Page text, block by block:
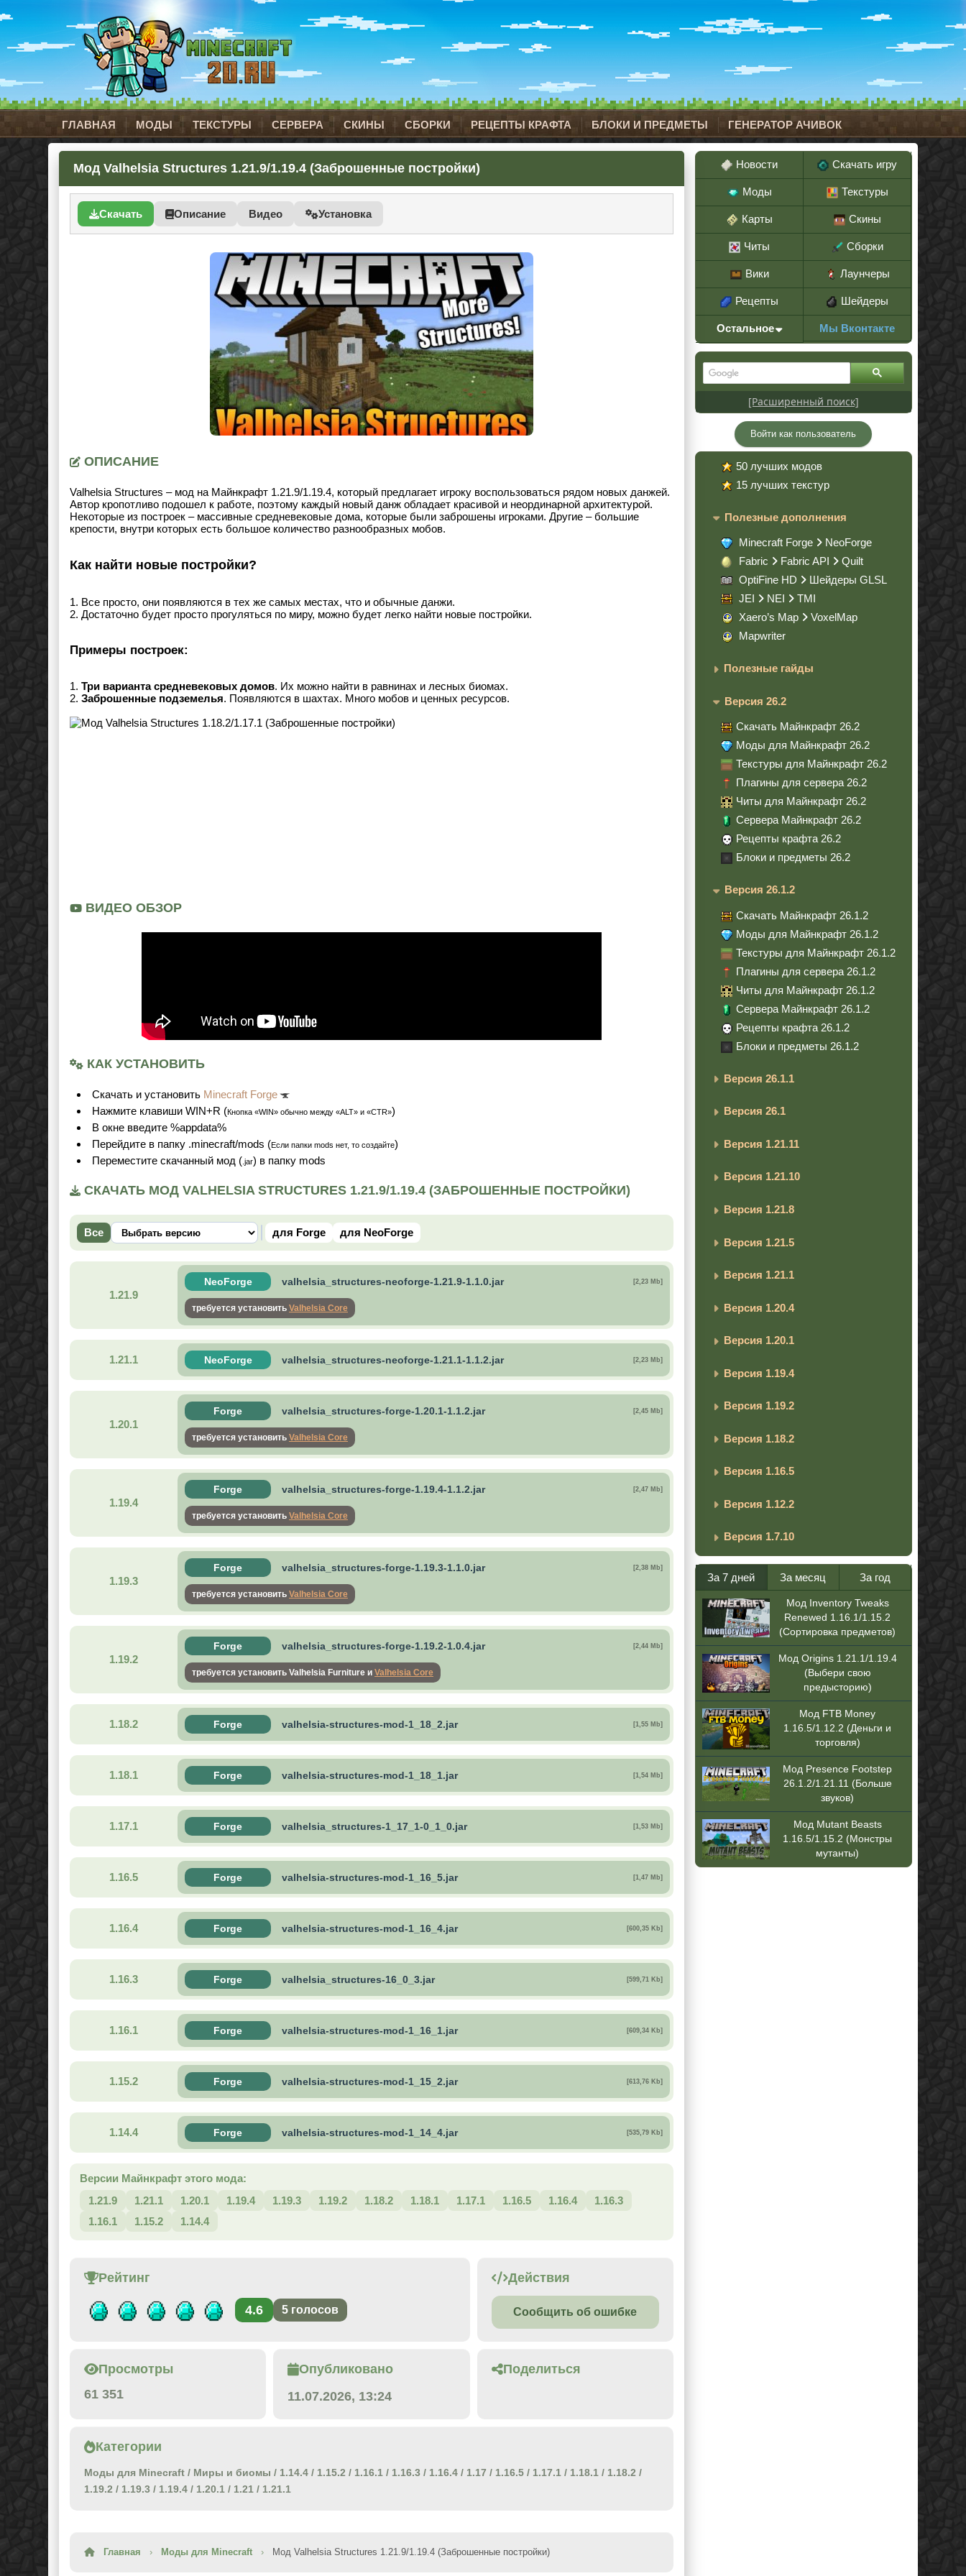
ГЛАВНАЯ МОДЫ ТЕКСТУРЫ СЕРВЕРА СКИНЫ СБОРКИ РЕЦЕПТЫ КРАФТА БЛОКИ И ПРЕДМЕТЫ ГЕНЕРАТОР АЧИВОК
Мод Valhelsia Structures 1.21.9/1.19.4 (Заброшенные постройки)
Скачать Описание Видео Установка
ОПИСАНИЕ
Valhelsia Structures – мод на Майнкрафт 1.21.9/1.19.4, который предлагает игроку воспользоваться рядом новых данжей.
Автор кропотливо подошел к работе, поэтому каждый новый данж обладает красивой и неординарной архитектурой.
Некоторые из построек – массивные средневековые дома, которые были заброшены игроками. Другие – большие
крепости, внутри которых есть большое количество разнообразных мобов.
Как найти новые постройки?
1. Все просто, они появляются в тех же самых местах, что и обычные данжи.
2. Достаточно будет просто прогуляться по миру, можно будет легко найти новые постройки.
Примеры построек:
1. Три варианта средневековых домов. Их можно найти в равнинах и лесных биомах.
2. Заброшенные подземелья. Появляются в шахтах. Много мобов и ценных ресурсов.
ВИДЕО ОБЗОР
КАК УСТАНОВИТЬ
Скачать и установить Minecraft Forge
Нажмите клавиши WIN+R (Кнопка «WIN» обычно между «ALT» и «CTR»)
В окне введите %appdata%
Перейдите в папку .minecraft/mods (Если папки mods нет, то создайте)
Переместите скачанный мод ( .jar) в папку mods
СКАЧАТЬ МОД VALHELSIA STRUCTURES 1.21.9/1.19.4 (ЗАБРОШЕННЫЕ ПОСТРОЙКИ)
Все для Forge для NeoForge
1.21.9
NeoForge valhelsia_structures-neoforge-1.21.9-1.1.0.jar [2,23 Mb]
требуется установить Valhelsia Core
1.21.1 NeoForge valhelsia_structures-neoforge-1.21.1-1.1.2.jar [2,23 Mb]
1.20.1
Forge valhelsia_structures-forge-1.20.1-1.1.2.jar [2,45 Mb]
требуется установить Valhelsia Core
1.19.4
Forge valhelsia_structures-forge-1.19.4-1.1.2.jar [2,47 Mb]
требуется установить Valhelsia Core
1.19.3
Forge valhelsia_structures-forge-1.19.3-1.1.0.jar [2,38 Mb]
требуется установить Valhelsia Core
1.19.2
Forge valhelsia_structures-forge-1.19.2-1.0.4.jar [2,44 Mb]
требуется установить Valhelsia Furniture и Valhelsia Core
1.18.2 Forge valhelsia-structures-mod-1_18_2.jar [1,55 Mb]
1.18.1 Forge valhelsia-structures-mod-1_18_1.jar [1,54 Mb]
1.17.1 Forge valhelsia_structures-1_17_1-0_1_0.jar [1,53 Mb]
1.16.5 Forge valhelsia-structures-mod-1_16_5.jar [1,47 Mb]
1.16.4 Forge valhelsia-structures-mod-1_16_4.jar [600,35 Kb]
1.16.3 Forge valhelsia_structures-16_0_3.jar [599,71 Kb]
1.16.1 Forge valhelsia-structures-mod-1_16_1.jar [609,34 Kb]
1.15.2 Forge valhelsia-structures-mod-1_15_2.jar [613,76 Kb]
1.14.4 Forge valhelsia-structures-mod-1_14_4.jar [535,79 Kb]
Версии Майнкрафт этого мода:
1.21.9
1.21.1 1.20.1 1.19.4 1.19.3 1.19.2 1.18.2 1.18.1 1.17.1 1.16.5 1.16.4
1.16.3
1.16.1
1.15.2 1.14.4
Рейтинг
4.6 5 голосов
Действия
Сообщить об ошибке
Просмотры
61 351
Опубликовано
11.07.2026, 13:24
Поделиться
Категории
Моды для Minecraft / Миры и биомы / 1.14.4 / 1.15.2 / 1.16.1 / 1.16.3 / 1.16.4 / 1.17 / 1.16.5 / 1.17.1 / 1.18.1 / 1.18.2 /
1.19.2 / 1.19.3 / 1.19.4 / 1.20.1 / 1.21 / 1.21.1
Главная › Моды для Minecraft › Мод Valhelsia Structures 1.21.9/1.19.4 (Заброшенные постройки)
Новости Скачать игру
Моды Текстуры
Карты Скины
Читы Сборки
Вики Лаунчеры
Рецепты Шейдеры
Остальное Мы Вконтакте
[Расширенный поиск]
Войти как пользователь
50 лучших модов
15 лучших текстур
Полезные дополнения
Minecraft Forge
NeoForge
Fabric
Fabric API
Quilt
OptiFine HD
Шейдеры GLSL
JEI
NEI
TMI
Xaero’s Map
VoxelMap
Mapwriter
Полезные гайды
Версия 26.2
Скачать Майнкрафт 26.2
Моды для Майнкрафт 26.2
Текстуры для Майнкрафт 26.2
Плагины для сервера 26.2
Читы для Майнкрафт 26.2
Сервера Майнкрафт 26.2
Рецепты крафта 26.2
Блоки и предметы 26.2
Версия 26.1.2
Скачать Майнкрафт 26.1.2
Моды для Майнкрафт 26.1.2
Текстуры для Майнкрафт 26.1.2
Плагины для сервера 26.1.2
Читы для Майнкрафт 26.1.2
Сервера Майнкрафт 26.1.2
Рецепты крафта 26.1.2
Блоки и предметы 26.1.2
Версия 26.1.1
Версия 26.1
Версия 1.21.11
Версия 1.21.10
Версия 1.21.8
Версия 1.21.5
Версия 1.21.1
Версия 1.20.4
Версия 1.20.1
Версия 1.19.4
Версия 1.19.2
Версия 1.18.2
Версия 1.16.5
Версия 1.12.2
Версия 1.7.10
За 7 дней За месяц За год
Мод Inventory Tweaks
Renewed 1.16.1/1.15.2
(Сортировка предметов)
Мод Origins 1.21.1/1.19.4
(Выбери свою
предысторию)
Мод FTB Money
1.16.5/1.12.2 (Деньги и
торговля)
Мод Presence Footstep
26.1.2/1.21.11 (Больше
звуков)
Мод Mutant Beasts
1.16.5/1.15.2 (Монстры
мутанты)